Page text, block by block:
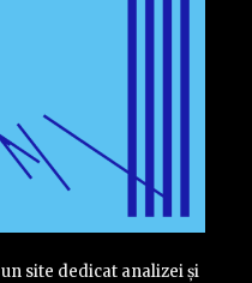
site dedicat analizei și